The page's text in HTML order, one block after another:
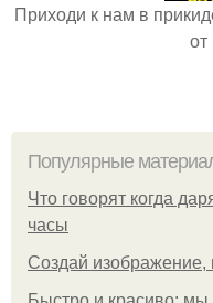
Приходи к нам в
от
Популярные
Что говорят когда
часы
Создай